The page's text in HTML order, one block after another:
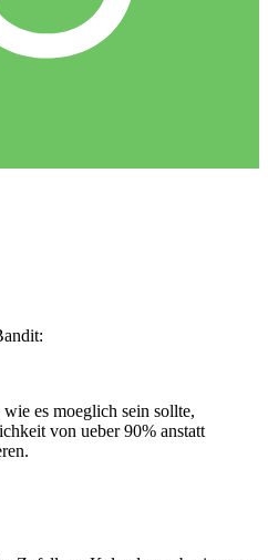
es moeglich sein sollte,
von ueber 90% anstatt